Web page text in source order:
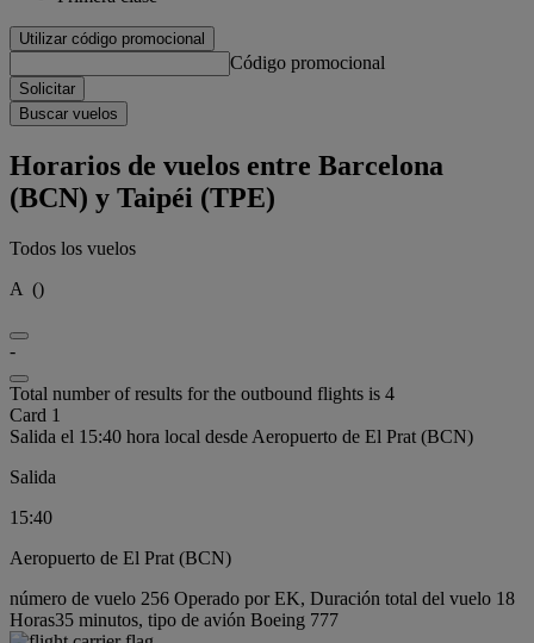
Utilizar código promocional
Código promocional
Solicitar
Buscar vuelos
Horarios de vuelos entre Barcelona
(BCN) y Taipéi (TPE)
Todos los vuelos
A ()
-
Total number of results for the outbound flights is 4
Card 1
Salida el 15:40 hora local desde Aeropuerto de El Prat (BCN)
Salida
15:40
Aeropuerto de El Prat (BCN)
número de vuelo 256 Operado por EK, Duración total del vuelo 18
Horas35 minutos, tipo de avión Boeing 777